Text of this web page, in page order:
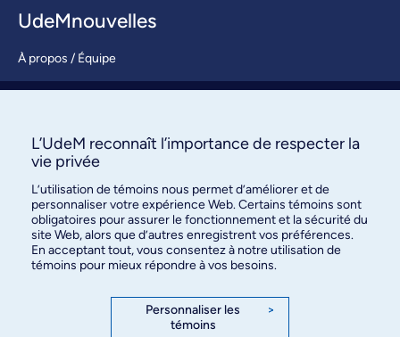
UdeMnouvelles
À propos / Équipe
S’abonner
des relations publiques
3744, rue Jean-Brillant, bureau 490
L’UdeM reconnaît l’importance de respecter la
vie privée
L’utilisation de témoins nous permet d’améliorer et de
personnaliser votre expérience Web. Certains témoins sont
obligatoires pour assurer le fonctionnement et la sécurité du
site Web, alors que d’autres enregistrent vos préférences.
En acceptant tout, vous consentez à notre utilisation de
témoins pour mieux répondre à vos besoins.
Personnaliser les
témoins
>